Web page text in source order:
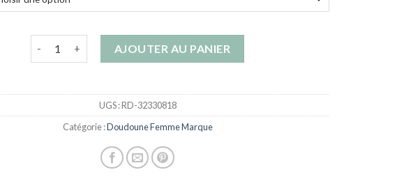
AJOUTER AU PANIER
UGS :RD-32330818
Catégorie :Doudoune Femme Marque